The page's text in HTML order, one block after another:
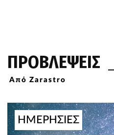
ΠΡΟΒΛΕΨΕΙΣ
Από Zarastro
ΗΜΕΡΗΣΙΕΣ